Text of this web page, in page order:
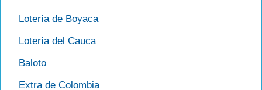
Lotería de Boyaca
Lotería del Cauca
Baloto
Extra de Colombia